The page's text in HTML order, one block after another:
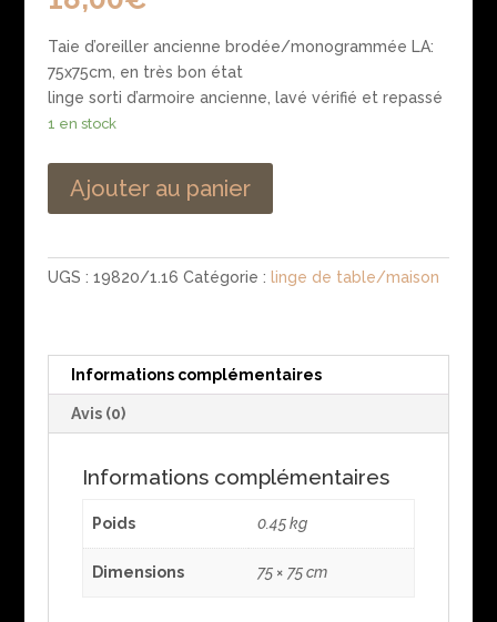
Taie d’oreiller ancienne brodée/monogrammée LA:
75x75cm, en très bon état
linge sorti d’armoire ancienne, lavé vérifié et repassé
1 en stock
Ajouter au panier
UGS : 19820/1.16 Catégorie : linge de table/maison
Informations complémentaires
Avis (0)
Informations complémentaires
Poids 0.45 kg
Dimensions 75 × 75 cm